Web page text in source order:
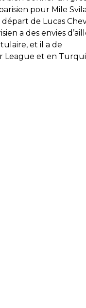
pour Mile
de Lucas
a des envies
et il a de
League et en